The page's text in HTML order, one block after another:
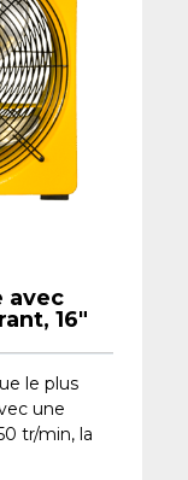
avec
16"
le plus
une
tr/min, la